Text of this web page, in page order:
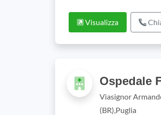
Visualizza
Ospedale
Viasignor
(BR),Puglia